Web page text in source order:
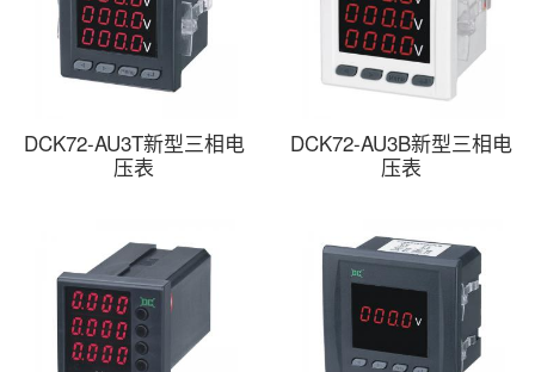
DCK72-AU3T新型三相电
压表
DCK72-AU3B新型三相电
压表